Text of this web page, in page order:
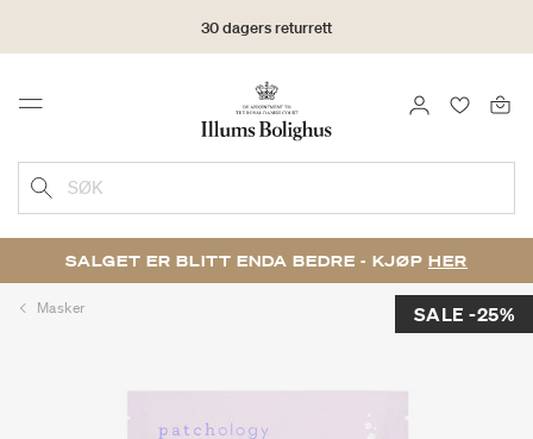
30 dagers returrett
Menu LOGG INN
SØK
SALGET ER BLITT ENDA BEDRE - KJØP HER
Masker SALE -25%